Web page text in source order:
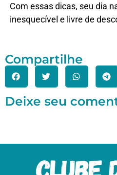
Com essas dicas, seu dia
inesquecível e livre de
Compartilhe
Deixe seu